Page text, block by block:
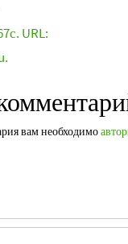
URL:
вам необходимо